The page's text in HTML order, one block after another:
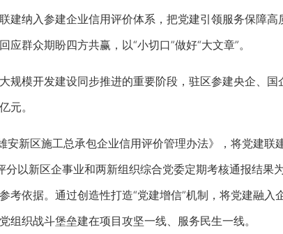
纳入参建企业信用评价体系，把党建引领服务保障高
群众期盼四方共赢，以“小切口”做好“大文章”。
模开发建设同步推进的重要阶段，驻区参建央企、国
元。
新区施工总承包企业信用评价管理办法》，将党建联
以新区企事业和两新组织综合党委定期考核通报结果
依据。通过创造性打造“党建增信”机制，将党建融入
织战斗堡垒建在项目攻坚一线、服务民生一线。